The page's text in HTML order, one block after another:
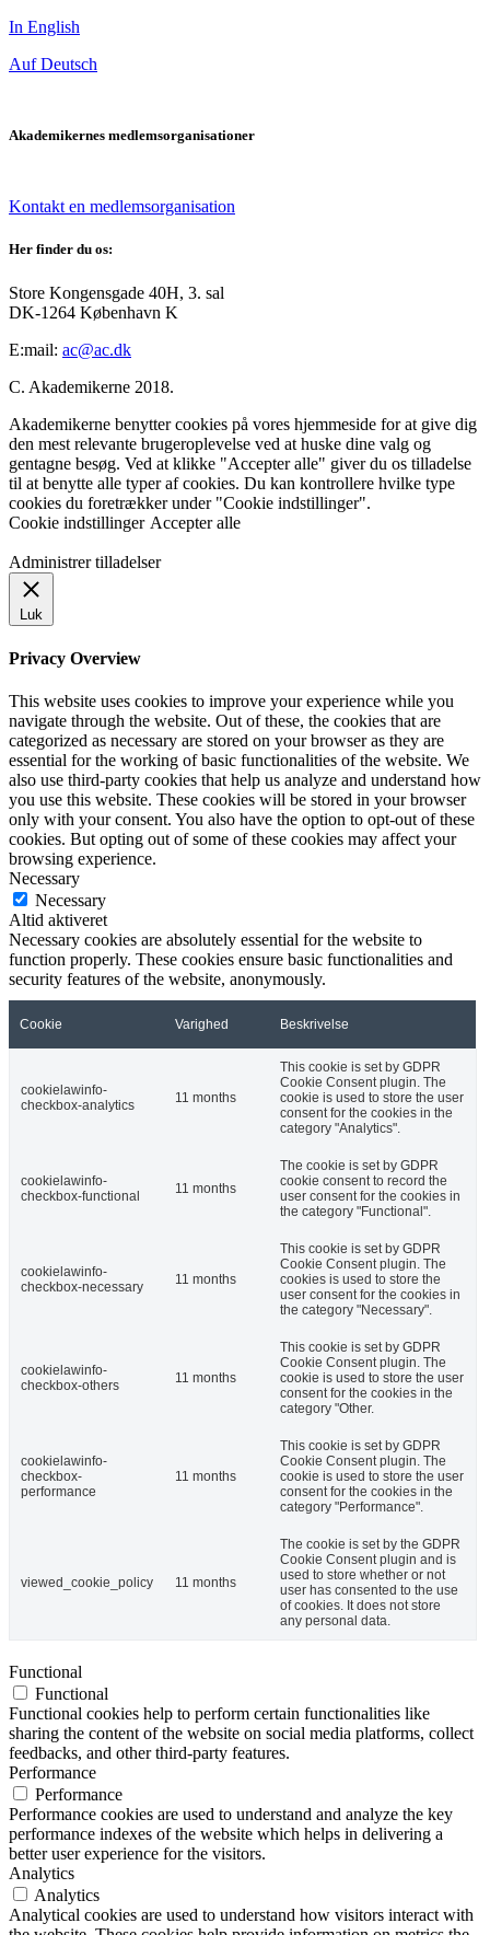
In English
Auf Deutsch
Akademikernes medlemsorganisationer
Kontakt en medlemsorganisation
Her finder du os:
Store Kongensgade 40H, 3. sal
DK-1264 København K
E:mail: ac@ac.dk
C. Akademikerne 2018.
Akademikerne benytter cookies på vores hjemmeside for at give dig
den mest relevante brugeroplevelse ved at huske dine valg og
gentagne besøg. Ved at klikke "Accepter alle" giver du os tilladelse
til at benytte alle typer af cookies. Du kan kontrollere hvilke type
cookies du foretrækker under "Cookie indstillinger".
Cookie indstillinger Accepter alle
Administrer tilladelser
Luk
Privacy Overview
This website uses cookies to improve your experience while you
navigate through the website. Out of these, the cookies that are
categorized as necessary are stored on your browser as they are
essential for the working of basic functionalities of the website. We
also use third-party cookies that help us analyze and understand how
you use this website. These cookies will be stored in your browser
only with your consent. You also have the option to opt-out of these
cookies. But opting out of some of these cookies may affect your
browsing experience.
Necessary
Necessary
Altid aktiveret
Necessary cookies are absolutely essential for the website to
function properly. These cookies ensure basic functionalities and
security features of the website, anonymously.
Cookie Varighed Beskrivelse
cookielawinfo-
checkbox-analytics
11 months
This cookie is set by GDPR
Cookie Consent plugin. The
cookie is used to store the user
consent for the cookies in the
category "Analytics".
cookielawinfo-
checkbox-functional
11 months
The cookie is set by GDPR
cookie consent to record the
user consent for the cookies in
the category "Functional".
cookielawinfo-
checkbox-necessary
11 months
This cookie is set by GDPR
Cookie Consent plugin. The
cookies is used to store the
user consent for the cookies in
the category "Necessary".
cookielawinfo-
checkbox-others
11 months
This cookie is set by GDPR
Cookie Consent plugin. The
cookie is used to store the user
consent for the cookies in the
category "Other.
cookielawinfo-
checkbox-
performance
11 months
This cookie is set by GDPR
Cookie Consent plugin. The
cookie is used to store the user
consent for the cookies in the
category "Performance".
viewed_cookie_policy 11 months
The cookie is set by the GDPR
Cookie Consent plugin and is
used to store whether or not
user has consented to the use
of cookies. It does not store
any personal data.
Functional
Functional
Functional cookies help to perform certain functionalities like
sharing the content of the website on social media platforms, collect
feedbacks, and other third-party features.
Performance
Performance
Performance cookies are used to understand and analyze the key
performance indexes of the website which helps in delivering a
better user experience for the visitors.
Analytics
Analytics
Analytical cookies are used to understand how visitors interact with